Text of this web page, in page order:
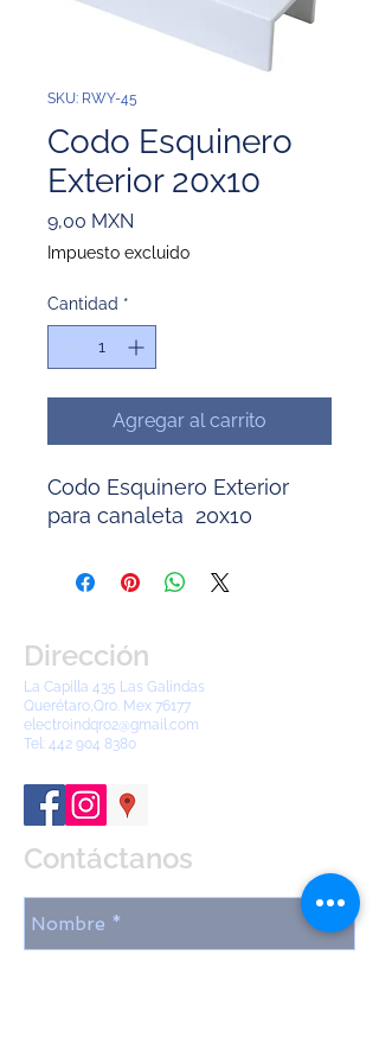
SKU: RWY-45
Codo Esquinero
Exterior 20x10
9,00 MXN
Impuesto excluido
Cantidad *
Agregar al carrito
Codo Esquinero Exterior
para canaleta 20x10
Dirección
La Capilla 435 Las Galindas
Querétaro,Qro. Mex 76177
electroindqro2@gmail.com
Tel: 442 904 8380
Contáctanos